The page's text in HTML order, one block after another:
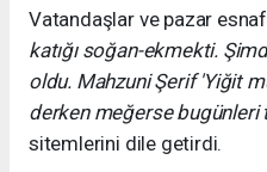
Vatandaşlar ve pazar
katığı soğan-ekmekti.
oldu. Mahzuni Şerif 'Yiğit
derken meğerse bugünleri
sitemlerini dile getirdi.